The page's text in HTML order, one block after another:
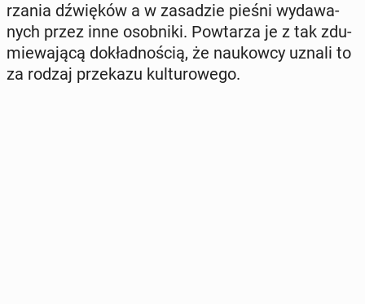
rza­nia dźwię­ków a w za­sa­dzie pieśni wy­da­wa­
nych przez inne osob­ni­ki. Po­wta­rza je z tak zdu­
mie­wa­ją­cą do­kład­no­ścią, że na­ukow­cy uznali to
za rodzaj prze­ka­zu kul­tu­ro­we­go.